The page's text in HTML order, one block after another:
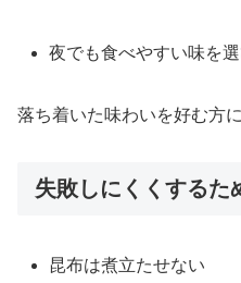
夜でも食べやすい味を
落ち着いた味わいを好む方
失敗しにくくするた
昆布は煮立たせない